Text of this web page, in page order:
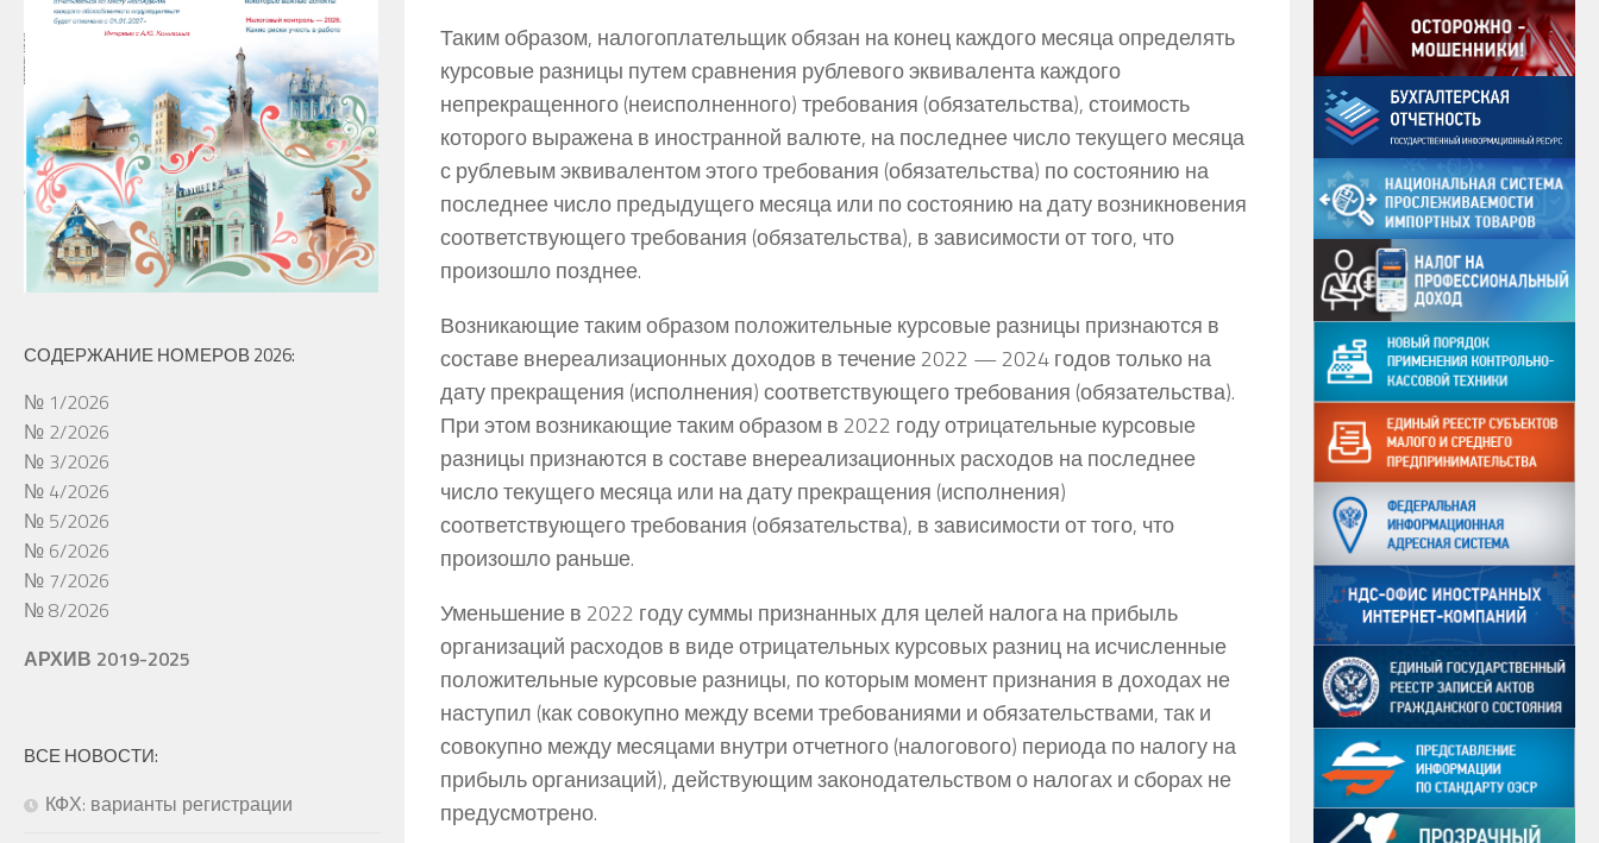
Таким образом, налогоплательщик обязан на конец каждого месяца определять
курсовые разницы путем сравнения рублевого эквивалента каждого
непрекращенного (неисполненного) требования (обязательства), стоимость
которого выражена в иностранной валюте, на последнее число текущего месяца
с рублевым эквивалентом этого требования (обязательства) по состоянию на
последнее число предыдущего месяца или по состоянию на дату возникновения
соответствующего требования (обязательства), в зависимости от того, что
произошло позднее.
Возникающие таким образом положительные курсовые разницы признаются в
составе внереализационных доходов в течение 2022 — 2024 годов только на
дату прекращения (исполнения) соответствующего требования (обязательства).
При этом возникающие таким образом в 2022 году отрицательные курсовые
разницы признаются в составе внереализационных расходов на последнее
число текущего месяца или на дату прекращения (исполнения)
соответствующего требования (обязательства), в зависимости от того, что
произошло раньше.
Уменьшение в 2022 году суммы признанных для целей налога на прибыль
организаций расходов в виде отрицательных курсовых разниц на исчисленные
положительные курсовые разницы, по которым момент признания в доходах не
наступил (как совокупно между всеми требованиями и обязательствами, так и
совокупно между месяцами внутри отчетного (налогового) периода по налогу на
прибыль организаций), действующим законодательством о налогах и сборах не
предусмотрено.
СОДЕРЖАНИЕ НОМЕРОВ 2026:
№ 1/2026
№ 2/2026
№ 3/2026
№ 4/2026
№ 5/2026
№ 6/2026
№ 7/2026
№ 8/2026
АРХИВ 2019-2025
ВСЕ НОВОСТИ:
КФХ: варианты регистрации